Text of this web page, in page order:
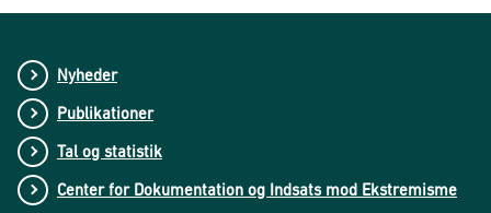
Nyheder
Publikationer
Tal og statistik
Center for Dokumentation og Indsats mod Ekstremisme